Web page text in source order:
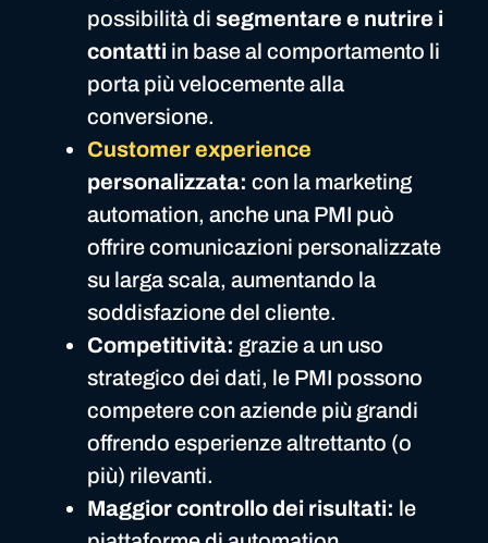
possibilità di segmentare e nutrire i
contatti in base al comportamento li
porta più velocemente alla
conversione.
Customer experience
personalizzata: con la marketing
automation, anche una PMI può
offrire comunicazioni personalizzate
su larga scala, aumentando la
soddisfazione del cliente.
Competitività: grazie a un uso
strategico dei dati, le PMI possono
competere con aziende più grandi
offrendo esperienze altrettanto (o
più) rilevanti.
Maggior controllo dei risultati: le